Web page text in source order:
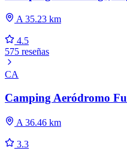
A 35.23 km
4.5
575 reseñas
CA
Camping Aeródromo
A 36.46 km
3.3